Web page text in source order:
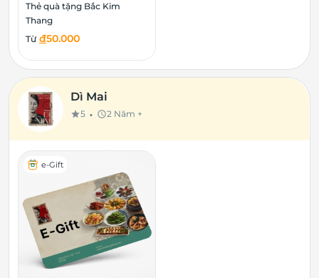
Thẻ quà tặng Bắc Kim
Thang
Từ đ50.000
Dì Mai
star5 • schedule2 Năm +
e-Gift